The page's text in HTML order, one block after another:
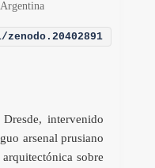
intervenido
arsenal prusiano
sobre